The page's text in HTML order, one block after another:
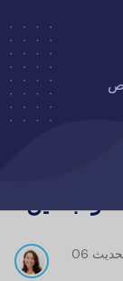
جرب الآن
الأطفال
06